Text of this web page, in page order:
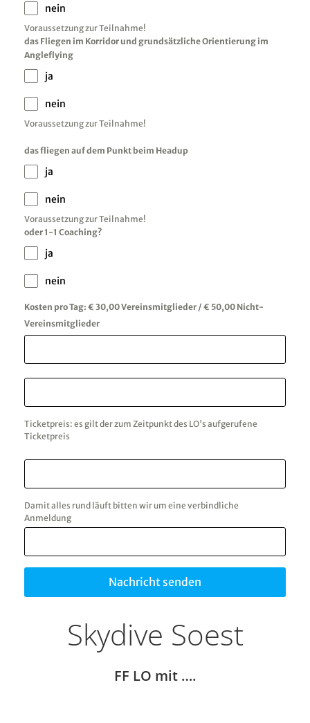
nein
Voraussetzung zur Teilnahme!
das Fliegen im Korridor und grundsätzliche Orientierung im
Angleflying
ja
nein
Voraussetzung zur Teilnahme!
das fliegen auf dem Punkt beim Headup
ja
nein
Voraussetzung zur Teilnahme!
oder 1-1 Coaching?
ja
nein
Kosten pro Tag: € 30,00 Vereinsmitglieder / € 50,00 Nicht-
Vereinsmitglieder
Ticketpreis: es gilt der zum Zeitpunkt des LO's aufgerufene
Ticketpreis
Damit alles rund läuft bitten wir um eine verbindliche
Anmeldung
Nachricht senden
Skydive Soest
FF LO mit ….